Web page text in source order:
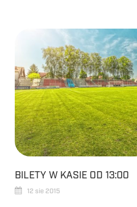
BILETY W KASIE OD 13:00
12 sie 2015